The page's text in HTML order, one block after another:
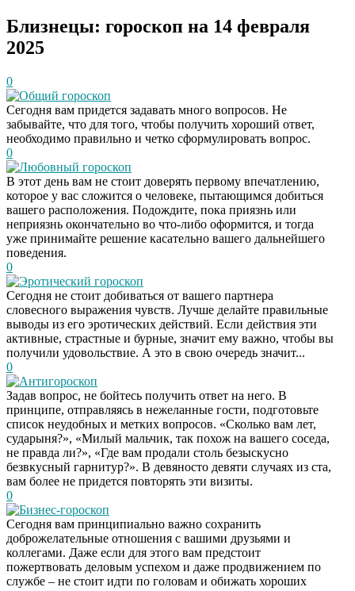
Близнецы: гороскоп на 14 февраля
2025
0
Общий гороскоп
Сегодня вам придется задавать много вопросов. Не
забывайте, что для того, чтобы получить хороший ответ,
необходимо правильно и четко сформулировать вопрос.
0
Любовный гороскоп
В этот день вам не стоит доверять первому впечатлению,
которое у вас сложится о человеке, пытающимся добиться
вашего расположения. Подождите, пока приязнь или
неприязнь окончательно во что-либо оформится, и тогда
уже принимайте решение касательно вашего дальнейшего
поведения.
0
Эротический гороскоп
Сегодня не стоит добиваться от вашего партнера
словесного выражения чувств. Лучше делайте правильные
выводы из его эротических действий. Если действия эти
активные, страстные и бурные, значит ему важно, чтобы вы
получили удовольствие. А это в свою очередь значит...
0
Антигороскоп
Задав вопрос, не бойтесь получить ответ на него. В
принципе, отправляясь в нежеланные гости, подготовьте
список неудобных и метких вопросов. «Сколько вам лет,
сударыня?», «Милый мальчик, так похож на вашего соседа,
не правда ли?», «Где вам продали столь безыскусно
безвкусный гарнитур?». В девяносто девяти случаях из ста,
вам более не придется повторять эти визиты.
0
Бизнес-гороскоп
Сегодня вам принципиально важно сохранить
доброжелательные отношения с вашими друзьями и
коллегами. Даже если для этого вам предстоит
пожертвовать деловым успехом и даже продвижением по
службе – не стоит идти по головам и обижать хороших